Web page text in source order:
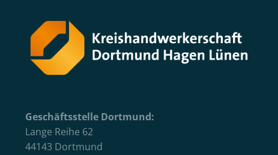
Geschäftsstelle Dortmund:
Lange Reihe 62
44143 Dortmund